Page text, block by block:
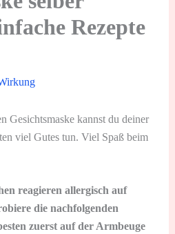
Rezepte
Gesichtsmaske kannst du deiner
viel Gutes tun. Viel Spaß beim
reagieren allergisch auf
die nachfolgenden
zuerst auf der Armbeuge